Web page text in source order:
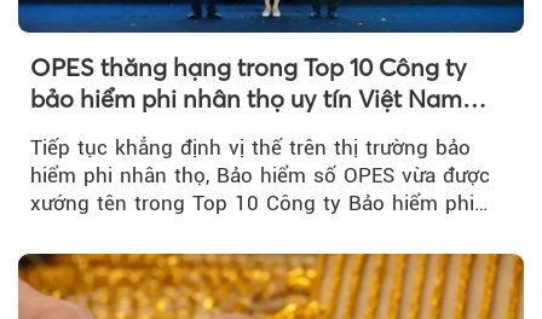
OPES thăng hạng trong Top 10 Công ty
bảo hiểm phi nhân thọ uy tín Việt Nam
2026
Tiếp tục khẳng định vị thế trên thị trường bảo
hiểm phi nhân thọ, Bảo hiểm số OPES vừa được
xướng tên trong Top 10 Công ty Bảo hiểm phi